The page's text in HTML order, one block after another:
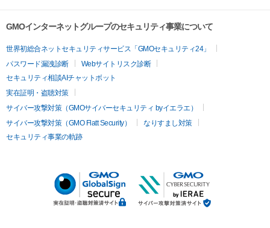
GMOインターネットグループのセキュリティ事業について
世界初総合ネットセキュリティサービス「GMOセキュリティ24」
パスワード漏洩診断
Webサイトリスク診断
セキュリティ相談AIチャットボット
実在証明・盗聴対策
サイバー攻撃対策（GMOサイバーセキュリティ byイエラエ）
サイバー攻撃対策（GMO Flatt Security）
なりすまし対策
セキュリティ事業の軌跡